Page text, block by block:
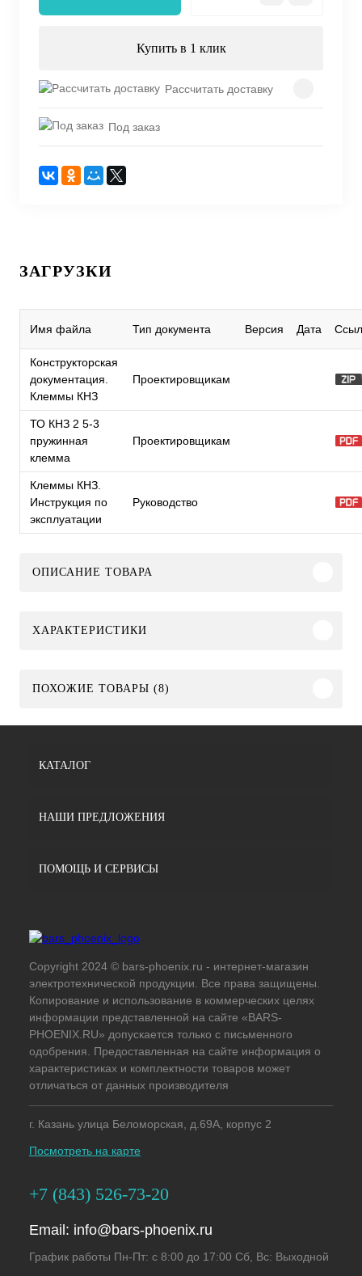
Купить в 1 клик
Рассчитать доставку
Под заказ
ЗАГРУЗКИ
Имя файла Тип документа Версия Дата
Конструкторская
документация.
Клеммы КНЗ
Проектировщикам
ТО КНЗ 2 5-3
пружинная
клемма
Проектировщикам
Клеммы КНЗ.
Инструкция по
эксплуатации
Руководство
ОПИСАНИЕ ТОВАРА
ХАРАКТЕРИСТИКИ
ПОХОЖИЕ ТОВАРЫ (8)
КАТАЛОГ
НАШИ ПРЕДЛОЖЕНИЯ
ПОМОЩЬ И СЕРВИСЫ
Copyright 2024 © bars-phoenix.ru - интернет-магазин
электротехнической продукции. Все права защищены.
Копирование и использование в коммерческих целях
информации представленной на сайте «BARS-
PHOENIX.RU» допускается только с письменного
одобрения. Предоставленная на сайте информация о
характеристиках и комплектности товаров может
отличаться от данных производителя
г. Казань улица Беломорская, д.69А, корпус 2
Посмотреть на карте
+7 (843) 526-73-20
Email: info@bars-phoenix.ru
График работы Пн-Пт: с 8:00 до 17:00 Сб, Вс: Выходной